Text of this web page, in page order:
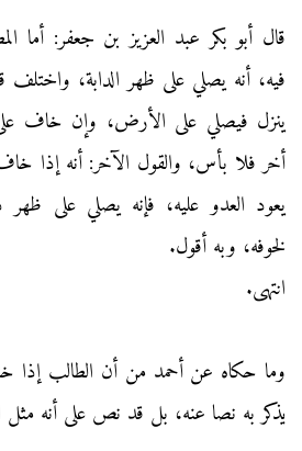
قال أبو بكر عبد العزيز بن جعفر: أما
فيه، أنه يصلي على ظهر الدابة، واختلف
ينزل فيصلي على الأرض، وإن خاف
أخر فلا بأس، والقول الآخر: أنه إذا
يعود العدو عليه، فإنه يصلي على ظهر
لخوفه، وبه أقول.
انتهى.
وما حكاه عن أحمد من أن الطالب إذا
يذكر به نصا عنه، بل قد نص على أنه مثل